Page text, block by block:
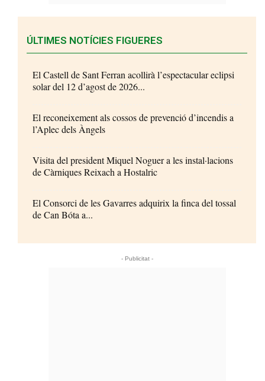
ÚLTIMES NOTÍCIES FIGUERES
El Castell de Sant Ferran acollirà l’espectacular eclipsi
solar del 12 d’agost de 2026...
El reconeixement als cossos de prevenció d’incendis a
l’Aplec dels Àngels
Visita del president Miquel Noguer a les instal·lacions
de Càrniques Reixach a Hostalric
El Consorci de les Gavarres adquirix la finca del tossal
de Can Bóta a...
- Publicitat -